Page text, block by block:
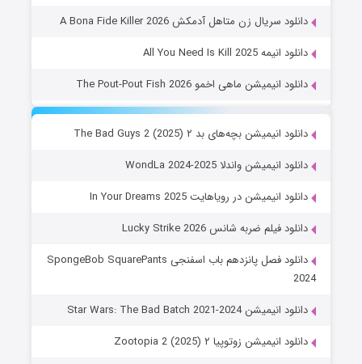
دانلود سریال زن متاهل آدمکش A Bona Fide Killer 2026
دانلود انیمه All You Need Is Kill 2025
دانلود انیمیشن ماهی اخمو The Pout-Pout Fish 2026
دانلود انیمیشن بچه‌های بد ۲ The Bad Guys 2 (2025)
دانلود انیمیشن واندلا WondLa 2024-2025
دانلود انیمیشن در رویاهایت In Your Dreams 2025
دانلود فیلم ضربه شانس Lucky Strike 2026
دانلود فصل پانزدهم باب اسفنجی SpongeBob SquarePants
2024
دانلود انیمیشن Star Wars: The Bad Batch 2021-2024
دانلود انیمیشن زوتوپیا ۲ Zootopia 2 (2025)